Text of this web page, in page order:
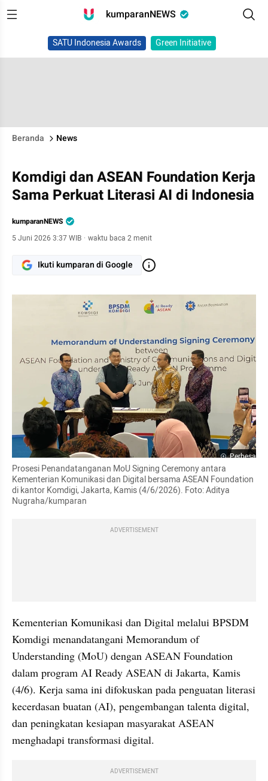
kumparanNEWS
SATU Indonesia Awards Green Initiative
Beranda News
Komdigi dan ASEAN Foundation Kerja
Sama Perkuat Literasi AI di Indonesia
kumparanNEWS
5 Juni 2026 3:37 WIB · waktu baca 2 menit
Ikuti kumparan di Google
Perbesar
Prosesi Penandatanganan MoU Signing Ceremony antara
Kementerian Komunikasi dan Digital bersama ASEAN Foundation
di kantor Komdigi, Jakarta, Kamis (4/6/2026). Foto: Aditya
Nugraha/kumparan
ADVERTISEMENT
Kementerian Komunikasi dan Digital melalui BPSDM
Komdigi menandatangani Memorandum of
Understanding (MoU) dengan ASEAN Foundation
dalam program AI Ready ASEAN di Jakarta, Kamis
(4/6). Kerja sama ini difokuskan pada penguatan literasi
kecerdasan buatan (AI), pengembangan talenta digital,
dan peningkatan kesiapan masyarakat ASEAN
menghadapi transformasi digital.
ADVERTISEMENT